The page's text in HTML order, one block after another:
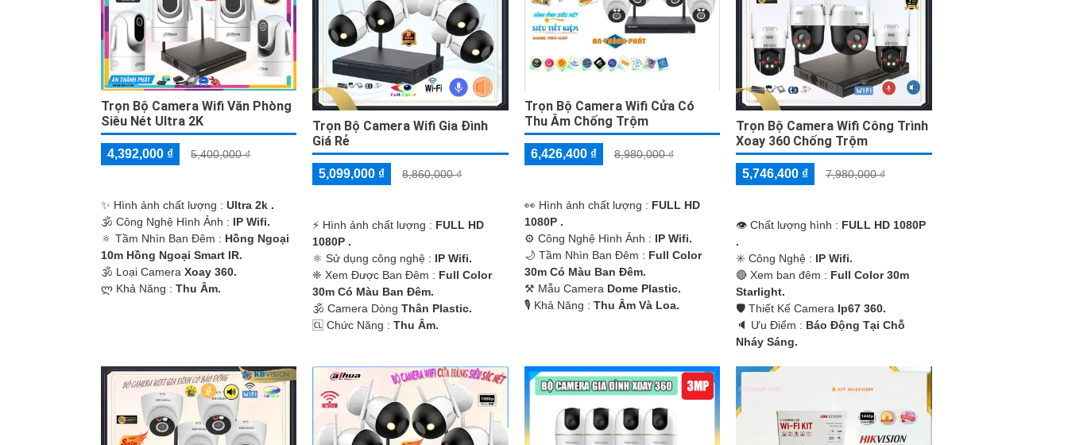
Trọn Bộ Camera Wifi Văn Phòng
Siêu Nét Ultra 2K
4,392,000 ₫ 5,400,000 ₫
✨ Hình ảnh chất lượng : Ultra 2k .
🕉️ Công Nghệ Hình Ảnh : IP Wifi.
🔅 Tầm Nhìn Ban Đêm : Hồng Ngoại
10m Hồng Ngoại Smart IR.
🕉️ Loại Camera Xoay 360.
️ლ Khả Năng : Thu Âm.
Trọn Bộ Camera Wifi Gia Đình
Giá Rẻ
5,099,000 ₫ 8,860,000 ₫
️⚡ Hình ảnh chất lượng : FULL HD
1080P .
⚛️ Sử dụng công nghệ : IP Wifi.
❈ Xem Được Ban Đêm : Full Color
30m Có Màu Ban Ðêm.
🕉️ Camera DòngThân Plastic.
️🆑 Chức Năng :Thu Âm.
Trọn Bộ Camera Wifi Cửa Có
Thu Âm Chống Trộm
6,426,400 ₫ 8,980,000 ₫
️👀 Hình ảnh chất lượng : FULL HD
1080P .
⚙ Công Nghệ Hình Ảnh : IP Wifi.
🌙 Tầm Nhìn Ban Đêm : Full Color
30m Có Màu Ban Ðêm.
⚒ Mẫu Camera Dome Plastic.
️🎙 Khả Năng : Thu Âm Và Loa.
Trọn Bộ Camera Wifi Công Trình
Xoay 360 Chống Trộm
5,746,400 ₫ 7,980,000 ₫
👁 Chất lượng hình : FULL HD 1080P
.
✳️ Công Nghệ : IP Wifi.
🔴 Xem ban đêm : Full Color 30m
Starlight.
🛡 Thiết Kế Camera Ip67 360.
️🔈 Ưu Điểm : Báo Động Tại Chỗ
Nháy Sáng.